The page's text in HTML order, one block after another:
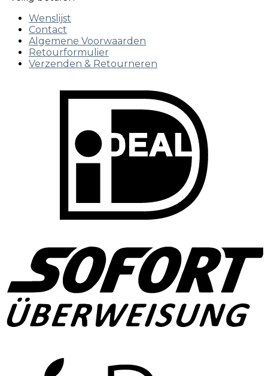
Wenslijst
Contact
Algemene Voorwaarden
Retourformulier
Verzenden & Retourneren